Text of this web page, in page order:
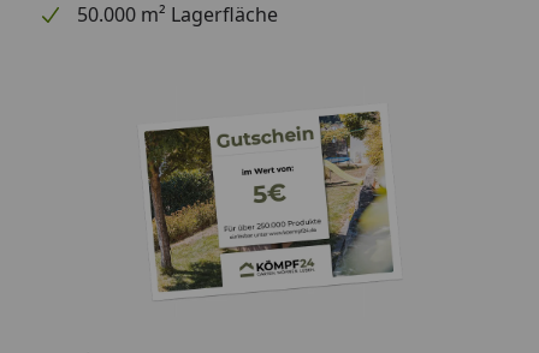
Nicht für die
Anwendung mit
Gewächshauspflanzen
Nicht für die
Anwendung mit
Zimmerpflanzen
geeignet
50.000 m² Lagerfläche